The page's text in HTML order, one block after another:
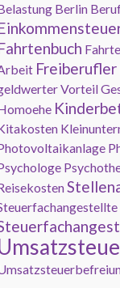
Berlin
Freiberufler
Vorteil